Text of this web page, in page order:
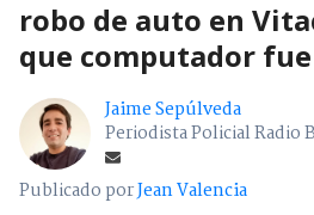
robo de auto en
que computador
Jaime Sepúlveda
Periodista Policial Radio
Publicado porJean Valencia